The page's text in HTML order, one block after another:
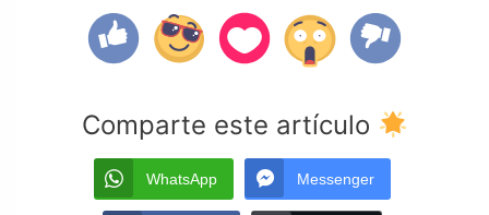
Comparte este artículo
WhatsApp Messenger